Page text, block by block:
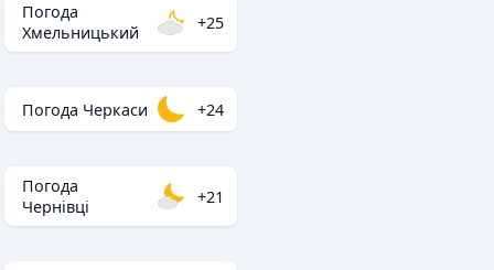
Погода
Хмельницький
+25
Погода Черкаси +24
Погода
Чернівці
+21